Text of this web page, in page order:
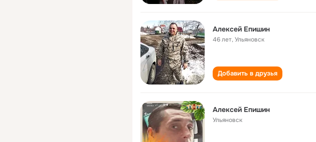
Алексей Епишин
46 лет,Ульяновск
Добавить в друзья
Алексей Епишин
Ульяновск